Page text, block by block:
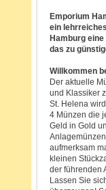
Emporium
ein
Hamburg
das zu
Willkommen
Der aktuelle
und Klassiker
St. Helena
4 Münzen die
Geld in Gold
aufmerksam
kleinen
der führenden
Lassen Sie